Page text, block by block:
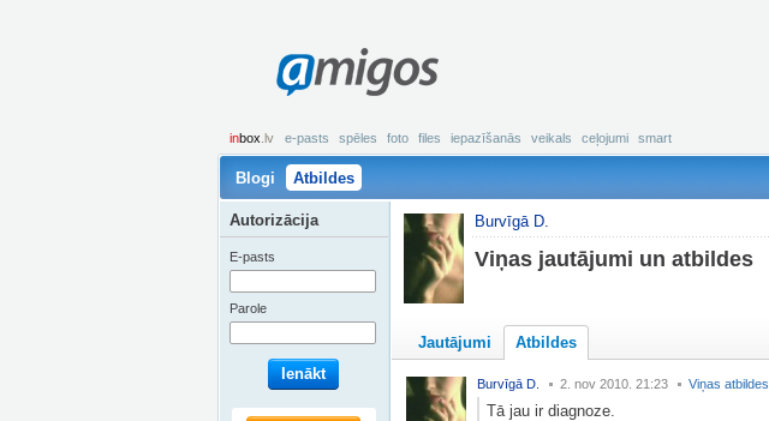
amigos
inbox .lv e-pasts spēles foto files iepazīšanās veikals ceļojumi smart
Blogi Atbildes
Burvīgā D.
Viņas jautājumi un atbildes
Jautājumi Atbildes
Burvīgā D. 2. nov 2010. 21:23 Viņas atbildes
Tā jau ir diagnoze.
Autorizācija
E-pasts
Parole
Ienākt